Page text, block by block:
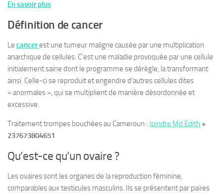
En savoir plus
Définition de cancer
Le cancerest une tumeur maligne causée par une multiplication
anarchique de cellules. C’est une maladie provoquée par une cellule
initialement saine dont le programme se dérègle, la transformant
ainsi. Celle-ci se reproduit et engendre d’autres cellules dites
« anormales », qui se multiplient de manière désordonnée et
excessive.
Traitement trompes bouchées au Cameroun : Joindre Md Edith +
237673804651
Qu’est-ce qu’un ovaire ?
Les ovaires sont les organes de la reproduction féminine,
comparables aux testicules masculins. Ils se présentent par paires